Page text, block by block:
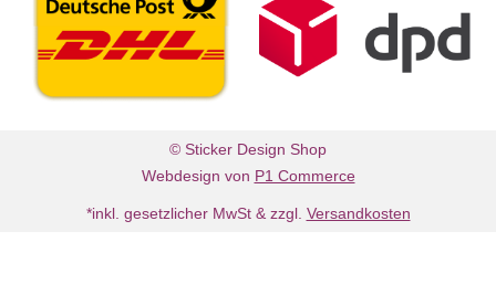
© Sticker Design Shop
Webdesign von P1 Commerce
*inkl. gesetzlicher MwSt & zzgl. Versandkosten